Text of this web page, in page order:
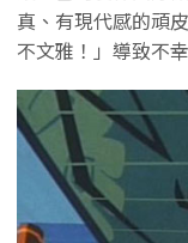
真、有現代感的頑
不文雅！」導致不